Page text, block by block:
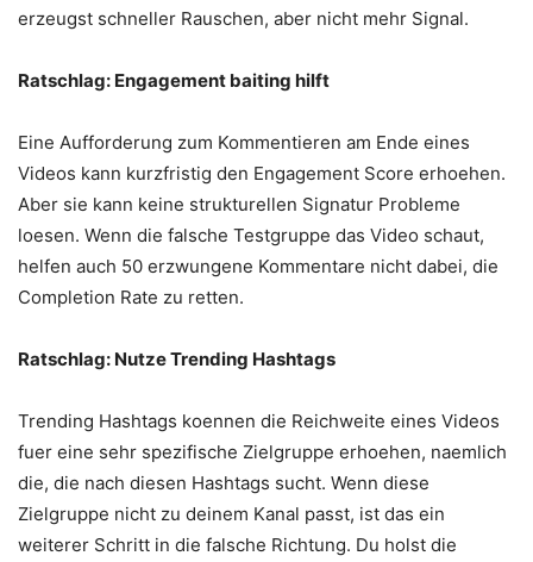
erzeugst schneller Rauschen, aber nicht mehr Signal.
Ratschlag: Engagement baiting hilft
Eine Aufforderung zum Kommentieren am Ende eines
Videos kann kurzfristig den Engagement Score erhoehen.
Aber sie kann keine strukturellen Signatur Probleme
loesen. Wenn die falsche Testgruppe das Video schaut,
helfen auch 50 erzwungene Kommentare nicht dabei, die
Completion Rate zu retten.
Ratschlag: Nutze Trending Hashtags
Trending Hashtags koennen die Reichweite eines Videos
fuer eine sehr spezifische Zielgruppe erhoehen, naemlich
die, die nach diesen Hashtags sucht. Wenn diese
Zielgruppe nicht zu deinem Kanal passt, ist das ein
weiterer Schritt in die falsche Richtung. Du holst die